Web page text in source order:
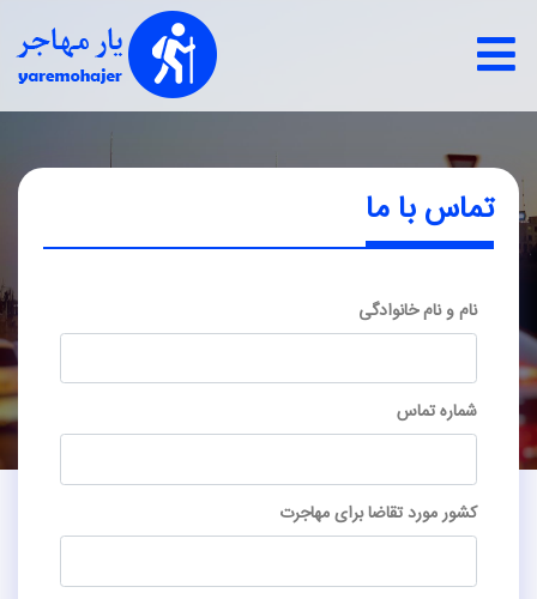
تماس با ما
نام و نام خانوادگی
شماره تماس
کشور مورد تقاضا برای مهاجرت